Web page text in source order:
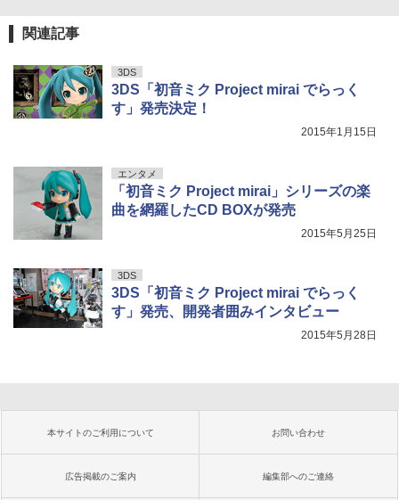
関連記事
3DS
3DS「初音ミク Project mirai でらっく
す」発売決定！
2015年1月15日
エンタメ
「初音ミク Project mirai」シリーズの楽
曲を網羅したCD BOXが発売
2015年5月25日
3DS
3DS「初音ミク Project mirai でらっく
す」発売、開発者囲みインタビュー
2015年5月28日
本サイトのご利用について お問い合わせ
広告掲載のご案内 編集部へのご連絡